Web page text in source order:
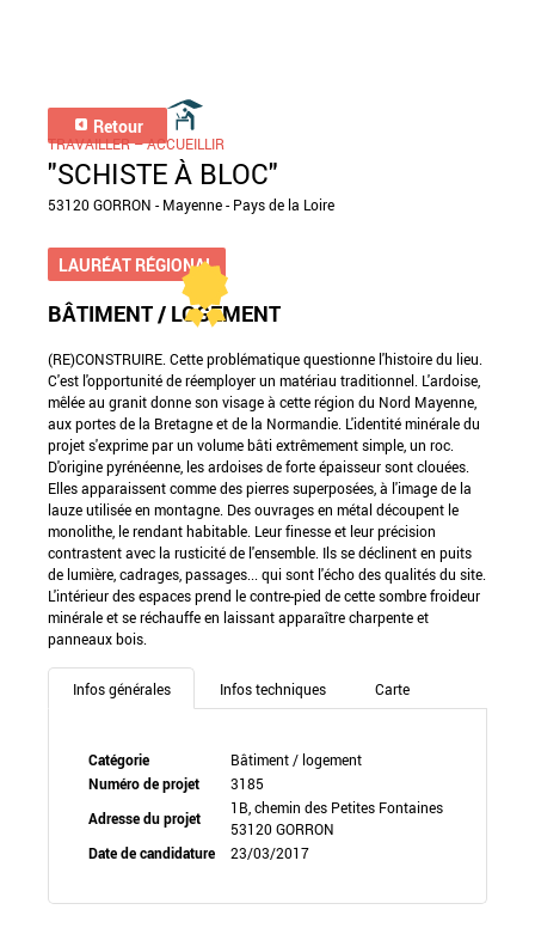
Retour
TRAVAILLER – ACCUEILLIR
"SCHISTE À BLOC"
53120 GORRON - Mayenne - Pays de la Loire
LAURÉAT RÉGIONAL
BÂTIMENT / LOGEMENT
(RE)CONSTRUIRE. Cette problématique questionne l'histoire du lieu.
C'est l'opportunité de réemployer un matériau traditionnel. L'ardoise,
mêlée au granit donne son visage à cette région du Nord Mayenne,
aux portes de la Bretagne et de la Normandie. L'identité minérale du
projet s'exprime par un volume bâti extrêmement simple, un roc.
D'origine pyrénéenne, les ardoises de forte épaisseur sont clouées.
Elles apparaissent comme des pierres superposées, à l'image de la
lauze utilisée en montagne. Des ouvrages en métal découpent le
monolithe, le rendant habitable. Leur finesse et leur précision
contrastent avec la rusticité de l'ensemble. Ils se déclinent en puits
de lumière, cadrages, passages... qui sont l'écho des qualités du site.
L'intérieur des espaces prend le contre-pied de cette sombre froideur
minérale et se réchauffe en laissant apparaître charpente et
panneaux bois.
Infos générales Infos techniques Carte
Catégorie
Bâtiment / logement
Numéro de projet
3185
Adresse du projet
1B, chemin des Petites Fontaines
53120 GORRON
Date de candidature
23/03/2017